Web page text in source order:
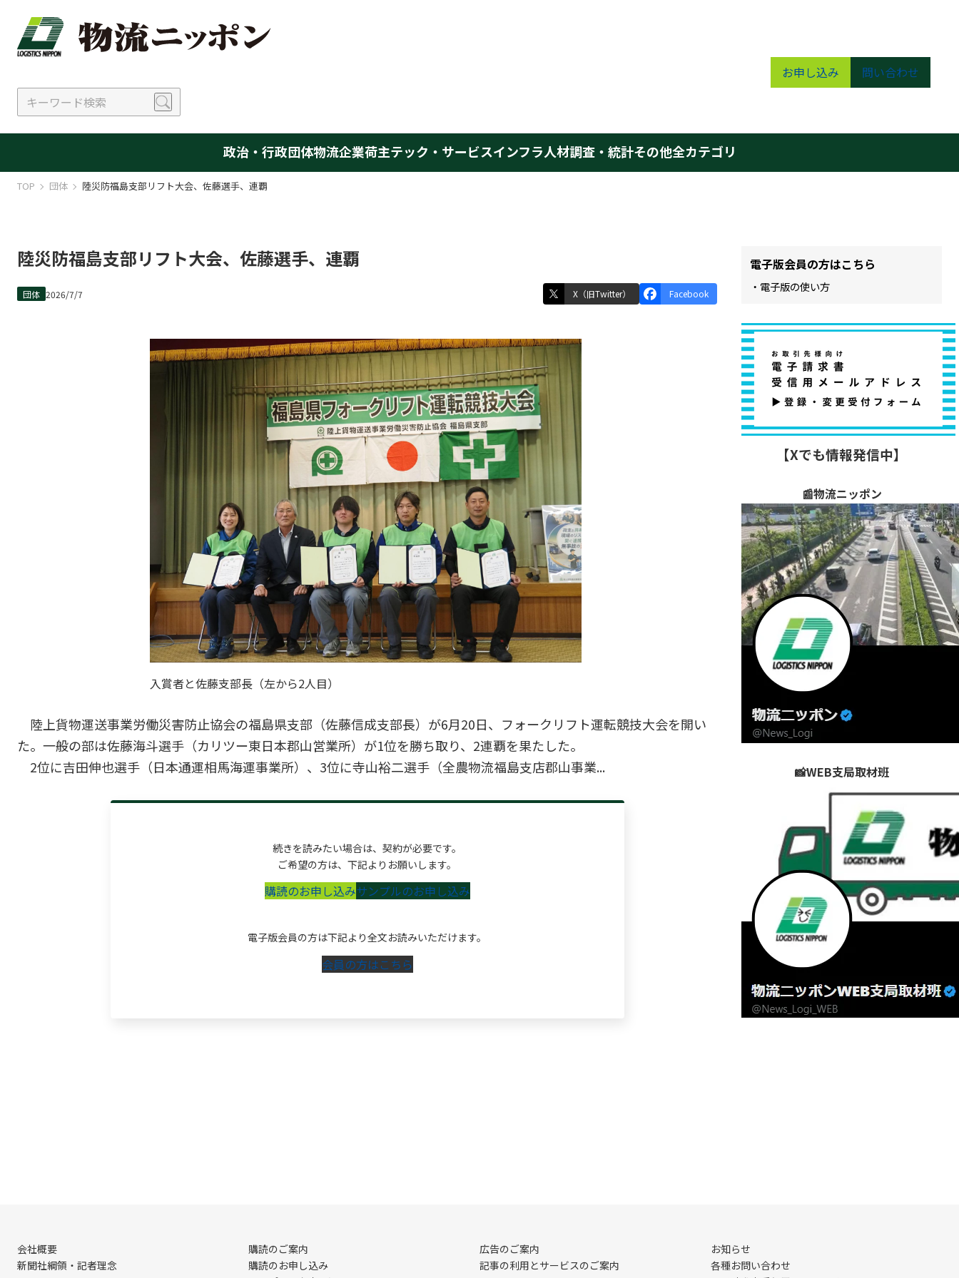
お申し込み 問い合わせ
政治・行政団体物流企業荷主テック・サービスインフラ人材調査・統計その他全カテゴリ
TOP 団体 陸災防福島支部リフト大会、佐藤選手、連覇
陸災防福島支部リフト大会、佐藤選手、連覇
団体 2026/7/7 X（旧Twitter） Facebook
入賞者と佐藤支部長（左から2人目）
陸上貨物運送事業労働災害防止協会の福島県支部（佐藤信成支部長）が6月20日、フォークリフト運転競技大会を開い
た。一般の部は佐藤海斗選手（カリツー東日本郡山営業所）が1位を勝ち取り、2連覇を果たした。
2位に吉田伸也選手（日本通運相馬海運事業所）、3位に寺山裕二選手（全農物流福島支店郡山事業...
続きを読みたい場合は、契約が必要です。
ご希望の方は、下記よりお願いします。
購読のお申し込みサンプルのお申し込み
電子版会員の方は下記より全文お読みいただけます。
会員の方はこちら
電子版会員の方はこちら
・電子版の使い方
【Xでも情報発信中】
📰物流ニッポン
📸WEB支局取材班
会社概要
新聞社綱領・記者理念
購読のご案内
購読のお申し込み
広告のご案内
記事の利用とサービスのご案内
お知らせ
各種お問い合わせ